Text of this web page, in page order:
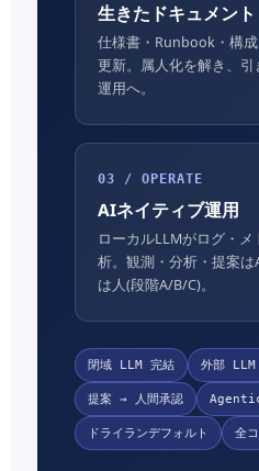
生きたドキュメント
仕様書・Runbook・構
更新。属人化を解き、
運用へ。
03 / OPERATE
AIネイティブ運用
ローカルLLMがログ・
析。観測・分析・提案
は人(段階A/B/C)。
閉域 LLM 完結 外部
提案 → 人間承認
ドライランデフォルト 全